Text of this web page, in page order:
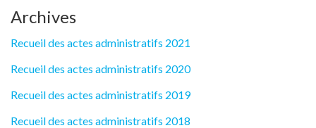
Archives
Recueil des actes administratifs 2021
Recueil des actes administratifs 2020
Recueil des actes administratifs 2019
Recueil des actes administratifs 2018